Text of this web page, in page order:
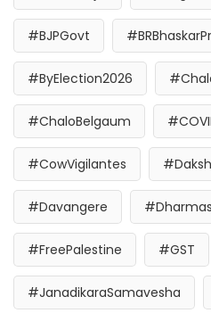
#BJPGovt
#ByElection2026
#ChaloBelgaum
#CowVigilantes
#Davangere
#FreePalestine #GST
#JanadikaraSamavesha